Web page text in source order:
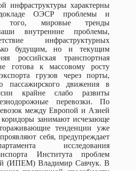
инфраструктуры характерны
ОЭСР проблемы и
того, мировые тренды
внутренние проблемы,
инфраструктурных
будущим, но и текущим
российская транспортная
готова к массовому росту
грузов через порты,
пассажирского движения в
крайне слабо развиты
перевозки. По
между Европой и Азией
занимают исчезающе
тенденции уже
себя, предупреждает
исследования
Института проблем
(ИПЕМ) Владимир Савчук. В